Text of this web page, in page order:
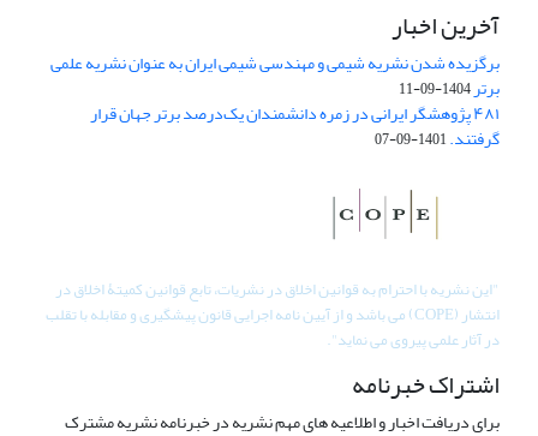
آخرین اخبار
برگزیده شدن نشریه شیمی و مهندسی شیمی ایران به عنوان نشریه علمی
برتر1404-09-11
۴۸۱ پژوهشگر ایرانی در زمره دانشمندان یک‌درصد برتر جهان قرار
گرفتند.1401-09-07
"این نشریه با احترام به قوانین اخلاق در نشریات، تابع قوانین کمیتۀ اخلاق در
انتشار (COPE) می باشد و از آیین نامه اجرایی قانون پیشگیری و مقابله با تقلب
در آثار علمی پیروی می نماید".
اشتراک خبرنامه
برای دریافت اخبار و اطلاعیه های مهم نشریه در خبرنامه نشریه مشترک